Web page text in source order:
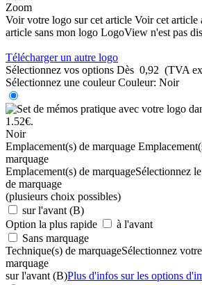
Zoom
Voir votre logo sur cet article Voir cet article
article sans mon logo LogoView n'est pas
Télécharger un autre logo
Sélectionnez vos options Dès 0,92 (TVA
Sélectionnez une couleur Couleur: Noir
Noir
Emplacement(s) de marquage
marquage
Emplacement(s) de marquageSélectionnez
de marquage
(plusieurs choix possibles)
sur l'avant (B)
Option la plus rapide
à l'avant
Sans marquage
Technique(s) de marquageSélectionnez
marquage
sur l'avant (B)Plus d'infos sur les options